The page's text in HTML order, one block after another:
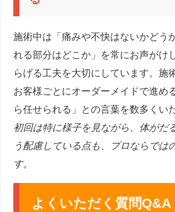
施術中は「痛みや不快はないかどう
れる部分はどこか」を常にお声がけ
らげる工夫を大切にしています。施
お客様ごとにオーダーメイドで進め
ら任せられる」との言葉を数多くい
初回は特に様子を見ながら、体がだ
う配慮している点も、プロならでは
す。
よくいただく質問Q&A